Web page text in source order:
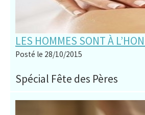
LES HOMMES SONT À
Posté le 28/10/2015
Spécial Fête des Pères